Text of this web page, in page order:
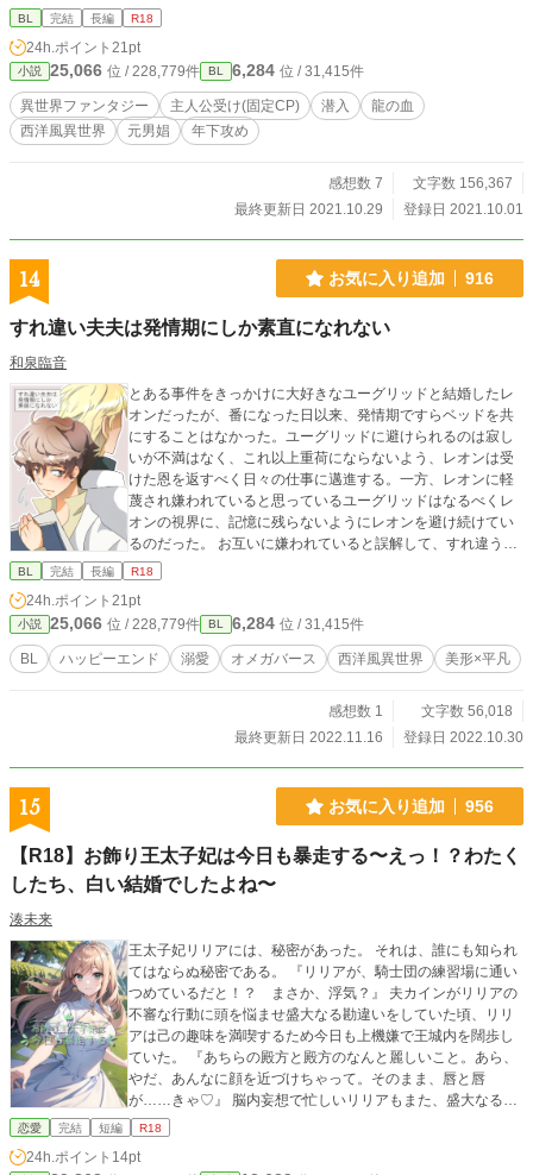
と運命に導かれ出会うことになる。 カルセインに惹かれていく気持ちは止めら
れず、メイズの優しさに触れるたび、とても任務を遂行することなどできなくな
り……。 古龍の血を受け継ぐ特別な人間達、国の王子達の思惑や陰謀も入り乱
れ、混迷する事態はやがて出生の秘密へと繋がっていく。 愛を貫き、幸せを手
にすることはできるのか。 十万字程度を予定しています。 ※重複投稿 ※R18要
素あり
BL 完結 長編 R18
24h.ポイント 21pt
小説 25,066 位 / 228,779件 BL 6,284 位 / 31,415件
異世界ファンタジー 主人公受け(固定CP) 潜入
龍の血
西洋風異世界
元男娼 年下攻め
感想数 7
文字数 156,367
最終更新日 2021.10.29
登録日 2021.10.01
14 お気に入り追加 916
すれ違い夫夫は発情期にしか素直になれない
和泉臨音
とある事件をきっかけに大好きなユーグリッドと結婚したレ
オンだったが、番になった日以来、発情期ですらベッドを共
にすることはなかった。ユーグリッドに避けられるのは寂し
いが不満はなく、これ以上重荷にならないよう、レオンは受
けた恩を返すべく日々の仕事に邁進する。一方、レオンに軽
蔑され嫌われていると思っているユーグリッドはなるべくレ
オンの視界に、記憶に残らないようにレオンを避け続けてい
るのだった。 お互いに嫌われていると誤解して、すれ違う番
の話。 ＝＝＝＝＝＝＝＝＝＝＝＝＝＝＝＝＝＝＝ 美形侯爵長
メガバース設定ですが独自設定もあるのでこの世界のオメガ
バースはそうなんだな、と思っていただければ。
BL 完結 長編 R18
24h.ポイント 21pt
小説 25,066 位 / 228,779件 BL 6,284 位 / 31,415件
BL ハッピーエンド 溺愛 オメガバース 西洋風異世界 美形×平凡
感想数 1
文字数 56,018
最終更新日 2022.11.16
登録日 2022.10.30
15 お気に入り追加 956
【R18】お飾り王太子妃は今日も暴走する〜えっ！？わたく
したち、白い結婚でしたよね〜
湊未来
王太子妃リリアには、秘密があった。 それは、誰にも知られ
てはならぬ秘密である。 『リリアが、騎士団の練習場に通い
つめているだと！？ まさか、浮気？』 夫カインがリリアの
不審な行動に頭を悩ませ盛大なる勘違いをしていた頃、リリ
アは己の趣味を満喫するため今日も上機嫌で王城内を闊歩し
ていた。 『あちらの殿方と殿方のなんと麗しいこと。あら、
やだ、あんなに顔を近づけちゃって。そのまま、唇と唇
が……きゃ♡』 脳内妄想で忙しいリリアもまた、盛大なる勘
違いをしていた。 新婚初夜に『今夜、君を抱くことはない』
込んだリリアの勘違いは加速する。 果たして、二人は『盛大
恋愛 完結 短編 R18
24h.ポイント 14pt